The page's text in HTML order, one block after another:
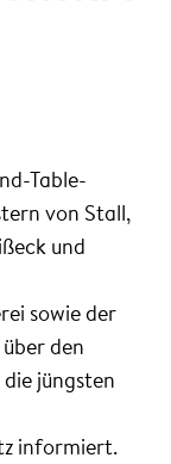
Table-
von Stall,
und
sowie der
den
jüngsten
informiert.